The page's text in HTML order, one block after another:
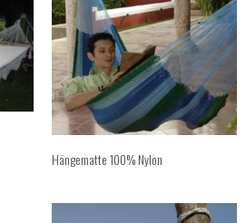
Hängematte 100% Nylon